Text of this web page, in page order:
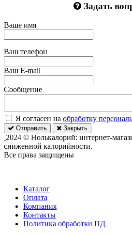
Задать
Ваше имя
Ваш телефон
Ваш E-mail
Сообщение
Я согласен на обработку
Отправить Закрыть
2024 © Нолькалорий: интернет-
сниженной калорийности.
Все права защищены
Каталог
Оплата
Компания
Контакты
Политика обработки ПД